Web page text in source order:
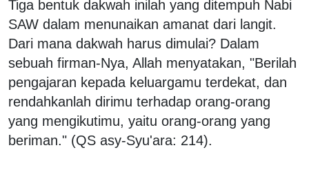
Tiga bentuk dakwah inilah yang ditempuh Nabi
SAW dalam menunaikan amanat dari langit.
Dari mana dakwah harus dimulai? Dalam
sebuah firman-Nya, Allah menyatakan, "Berilah
pengajaran kepada keluargamu terdekat, dan
rendahkanlah dirimu terhadap orang-orang
yang mengikutimu, yaitu orang-orang yang
beriman." (QS asy-Syu'ara: 214).